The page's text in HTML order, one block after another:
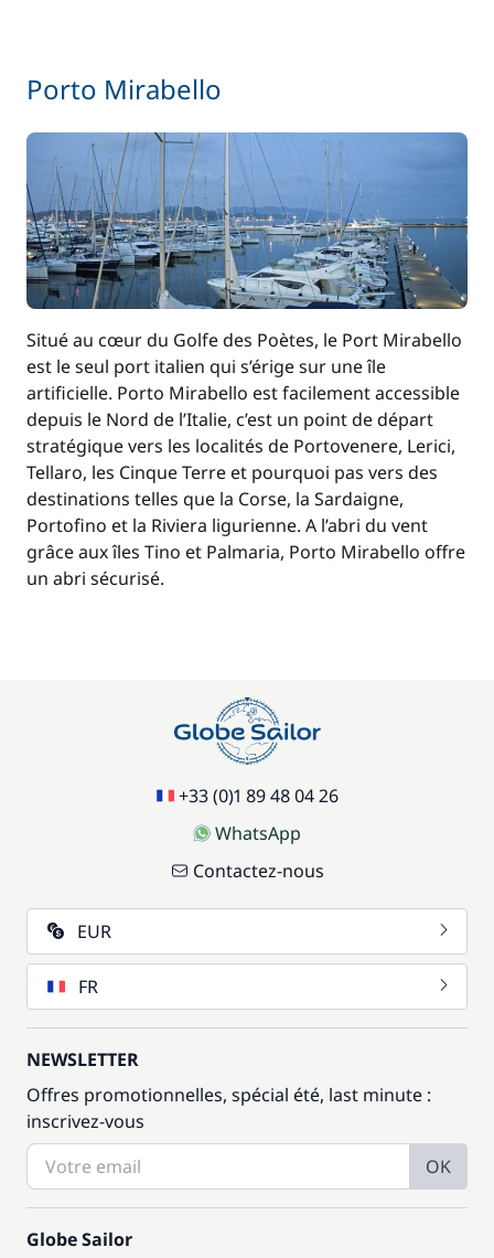
Porto Mirabello
Situé au cœur du Golfe des Poètes, le Port Mirabello
est le seul port italien qui s’érige sur une île
artificielle. Porto Mirabello est facilement accessible
depuis le Nord de l’Italie, c’est un point de départ
stratégique vers les localités de Portovenere, Lerici,
Tellaro, les Cinque Terre et pourquoi pas vers des
destinations telles que la Corse, la Sardaigne,
Portofino et la Riviera ligurienne. A l’abri du vent
grâce aux îles Tino et Palmaria, Porto Mirabello offre
un abri sécurisé.
+33 (0)1 89 48 04 26
WhatsApp
Contactez-nous
EUR
FR
NEWSLETTER
Offres promotionnelles, spécial été, last minute :
inscrivez-vous
OK
Globe Sailor